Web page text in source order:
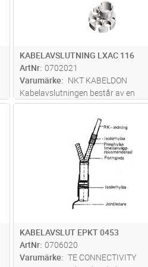
KABELAVSLUTNING LXAC 116
ArtNr 0702021
Varumärke
NKT KABELDON
Kabelavslutningen består av en
kabelgenomföring och huv
slagtålig svart polyeten. Kabelns
nedåt och fixeras med
huven skjuts på. Ledare kan
Lägg i
KABELAVSLUT EPKT 0453
ArtNr 0706020
Varumärke
TE CONNECTIVITY